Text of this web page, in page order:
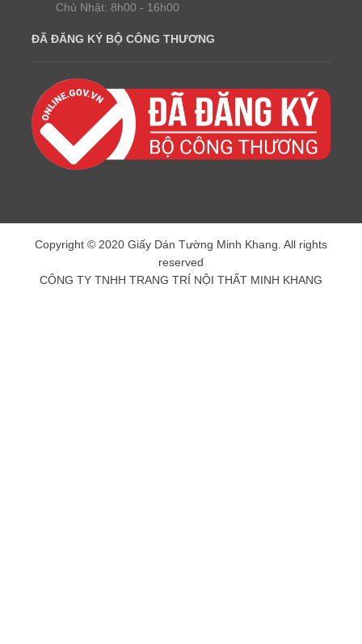
Chủ Nhật: 8h00 - 16h00
ĐÃ ĐĂNG KÝ BỘ CÔNG THƯƠNG
Copyright © 2020 Giấy Dán Tường Minh Khang. All rights
reserved
CÔNG TY TNHH TRANG TRÍ NỘI THẤT MINH KHANG